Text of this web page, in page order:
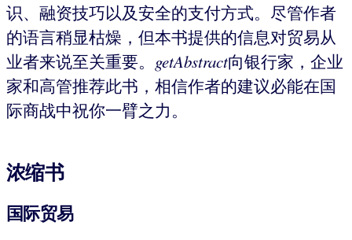
识、融资技巧以及安全的支付方式。尽管作者
的语言稍显枯燥，但本书提供的信息对贸易从
业者来说至关重要。 getAbstract向银行家，企业
家和高管推荐此书，相信作者的建议必能在国
际商战中祝你一臂之力。
浓缩书
国际贸易